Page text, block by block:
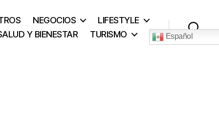
NEGOCIOS
LIFESTYLE
Y BIENESTAR
TURISMO EspañolBuscar